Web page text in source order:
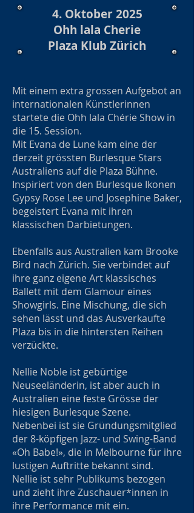
4. Oktober 2025
Ohh lala Cherie
Plaza Klub Zürich
Mit einem extra grossen Aufgebot an
internationalen Künstlerinnen
startete die Ohh lala Chérie Show in
die 15. Session.
Mit Evana de Lune kam eine der
derzeit grössten Burlesque Stars
Australiens auf die Plaza Bühne.
Inspiriert von den Burlesque Ikonen
Gypsy Rose Lee und Josephine Baker,
begeistert Evana mit ihren
klassischen Darbietungen.
Ebenfalls aus Australien kam Brooke
Bird nach Zürich. Sie verbindet auf
ihre ganz eigene Art klassisches
Ballett mit dem Glamour eines
Showgirls. Eine Mischung, die sich
sehen lässt und das Ausverkaufte
Plaza bis in die hintersten Reihen
verzückte.
Nellie Noble ist gebürtige
Neuseeländerin, ist aber auch in
Australien eine feste Grösse der
hiesigen Burlesque Szene.
Nebenbei ist sie Gründungsmitglied
der 8-köpfigen Jazz- und Swing-Band
«Oh Babe!», die in Melbourne für ihre
lustigen Auftritte bekannt sind.
Nellie ist sehr Publikums bezogen
und zieht ihre Zuschauer*innen in
ihre Performance mit ein.